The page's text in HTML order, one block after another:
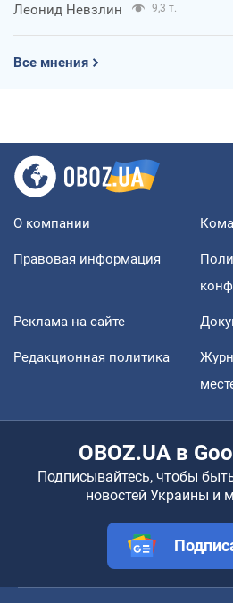
Леонид Невзлин 9,3 т.
Все мнения
О компании
Правовая информация
Реклама на сайте
Редакционная политика
OBOZ.UA в
Подписывайтесь, чтобы
новостей Украины и